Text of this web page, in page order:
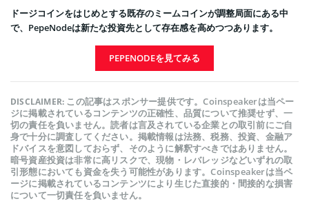
ドージコインをはじめとする既存のミームコインが調整局面にある中
で、PepeNodeは新たな投資先として存在感を高めつつあります。
PEPENODEを見てみる
DISCLAIMER: この記事はスポンサー提供です。Coinspeakerは当ペー
ジに掲載されているコンテンツの正確性、品質について推奨せず、一
切の責任を負いません。読者は言及されている企業との取引前にご自
身で十分に調査してください。掲載情報は法務、税務、投資、金融ア
ドバイスを意図しておらず、そのように解釈すべきではありません。
暗号資産投資は非常に高リスクで、現物・レバレッジなどいずれの取
引形態においても資金を失う可能性があります。Coinspeakerは当ペ
ージに掲載されているコンテンツにより生じた直接的・間接的な損害
について一切責任を負いません。